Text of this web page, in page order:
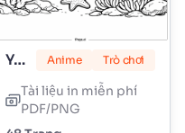
Yoshi Anime Trò chơi
Tài liệu in miễn phí
PDF/PNG